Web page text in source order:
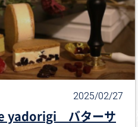
2025/02/27
yadorigi バターサ